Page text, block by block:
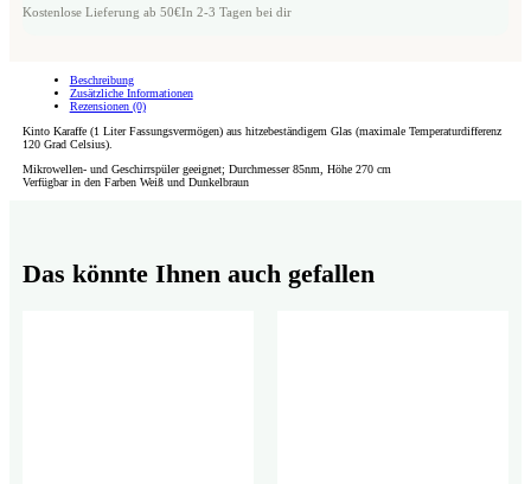
Kostenlose Lieferung ab 50€In 2-3 Tagen bei dir
Beschreibung
Zusätzliche Informationen
Rezensionen (0)
Kinto Karaffe (1 Liter Fassungsvermögen) aus hitzebeständigem Glas (maximale Temperaturdifferenz
120 Grad Celsius).
Mikrowellen- und Geschirrspüler geeignet; Durchmesser 85nm, Höhe 270 cm
Verfügbar in den Farben Weiß und Dunkelbraun
Das könnte Ihnen auch gefallen